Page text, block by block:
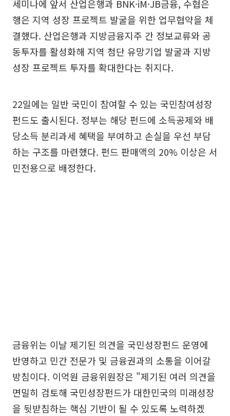
세미나에 앞서 산업은행과 BNK·iM·JB금융, 수협은
행은 지역 성장 프로젝트 발굴을 위한 업무협약을 체
결했다. 산업은행과 지방금융지주 간 정보교류와 공
동투자를 활성화해 지역 첨단 유망기업 발굴과 지방
성장 프로젝트 투자를 확대한다는 취지다.
22일에는 일반 국민이 참여할 수 있는 국민참여성장
펀드도 출시된다. 정부는 해당 펀드에 소득공제와 배
당소득 분리과세 혜택을 부여하고 손실을 우선 부담
하는 구조를 마련했다. 펀드 판매액의 20% 이상은 서
민전용으로 배정한다.
금융위는 이날 제기된 의견을 국민성장펀드 운영에
반영하고 민간 전문가 및 금융권과의 소통을 이어갈
방침이다. 이억원 금융위원장은 "제기된 여러 의견을
면밀히 검토해 국민성장펀드가 대한민국의 미래성장
을 뒷받침하는 핵심 기반이 될 수 있도록 노력하겠